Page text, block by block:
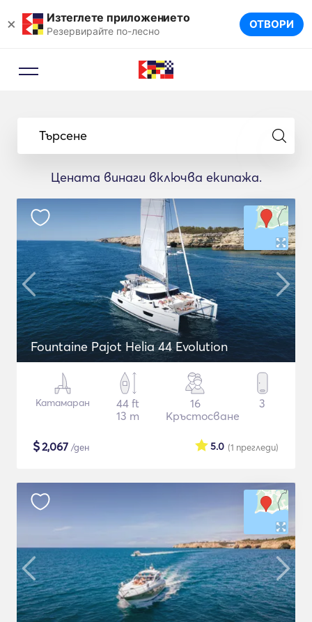
× Изтеглете приложението
Резервирайте по-лесно ОТВОРИ
Търсене
Цената винаги включва екипажа.
Fountaine Pajot Helia 44 Evolution
Катамаран
44 ft
13 m
16
Кръстосване
3
$2,067 /ден (1 прегледи)
5.0